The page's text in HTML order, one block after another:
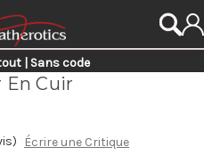
| Sans code
Cuir
Écrire une Critique